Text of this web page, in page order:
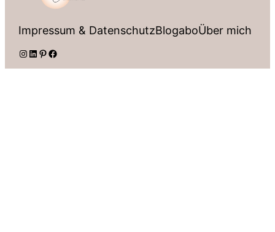
Impressum & DatenschutzBlogaboÜber mich
Instagram LinkedIn Pinterest Facebook